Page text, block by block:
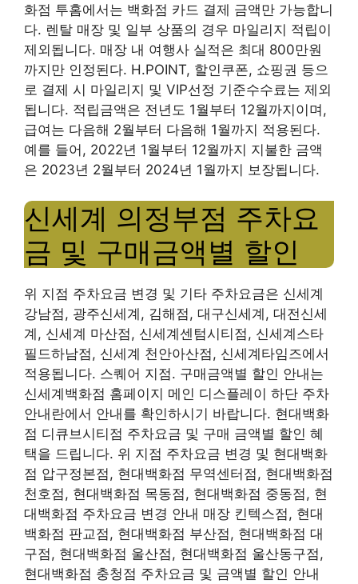
화점 투홈에서는 백화점 카드 결제 금액만 가능합니
다. 렌탈 매장 및 일부 상품의 경우 마일리지 적립이
제외됩니다. 매장 내 여행사 실적은 최대 800만원
까지만 인정된다. H.POINT, 할인쿠폰, 쇼핑권 등으
로 결제 시 마일리지 및 VIP선정 기준수수료는 제외
됩니다. 적립금액은 전년도 1월부터 12월까지이며,
급여는 다음해 2월부터 다음해 1월까지 적용된다.
예를 들어, 2022년 1월부터 12월까지 지불한 금액
은 2023년 2월부터 2024년 1월까지 보장됩니다.
신세계 의정부점 주차요
금 및 구매금액별 할인
위 지점 주차요금 변경 및 기타 주차요금은 신세계
강남점, 광주신세계, 김해점, 대구신세계, 대전신세
계, 신세계 마산점, 신세계센텀시티점, 신세계스타
필드하남점, 신세계 천안아산점, 신세계타임즈에서
적용됩니다. 스퀘어 지점. 구매금액별 할인 안내는
신세계백화점 홈페이지 메인 디스플레이 하단 주차
안내란에서 안내를 확인하시기 바랍니다. 현대백화
점 디큐브시티점 주차요금 및 구매 금액별 할인 혜
택을 드립니다. 위 지점 주차요금 변경 및 현대백화
점 압구정본점, 현대백화점 무역센터점, 현대백화점
천호점, 현대백화점 목동점, 현대백화점 중동점, 현
대백화점 주차요금 변경 안내 매장 킨텍스점, 현대
백화점 판교점, 현대백화점 부산점, 현대백화점 대
구점, 현대백화점 울산점, 현대백화점 울산동구점,
현대백화점 충청점 주차요금 및 금액별 할인 안내